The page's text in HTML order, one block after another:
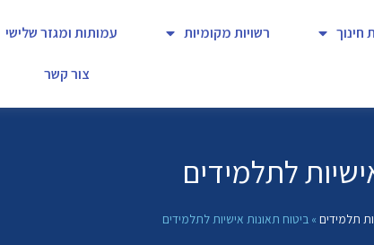
חינוך רשויות מקומיות עמותות ומגזר שלישי
צור קשר
לתלמידים
תלמידים » ביטוח תאונות אישיות לתלמידים